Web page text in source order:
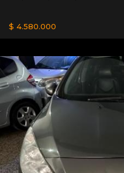
$ 4.580.000